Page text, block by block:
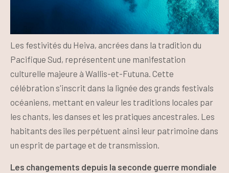
Les festivités du Heiva, ancrées dans la tradition du
Pacifique Sud, représentent une manifestation
culturelle majeure à Wallis-et-Futuna. Cette
célébration s'inscrit dans la lignée des grands festivals
océaniens, mettant en valeur les traditions locales par
les chants, les danses et les pratiques ancestrales. Les
habitants des îles perpétuent ainsi leur patrimoine dans
un esprit de partage et de transmission.
Les changements depuis la seconde guerre mondiale